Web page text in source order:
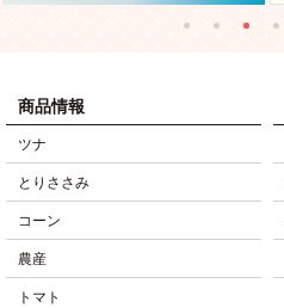
商品情報
ツナ
とりささみ
コーン
農産
トマト